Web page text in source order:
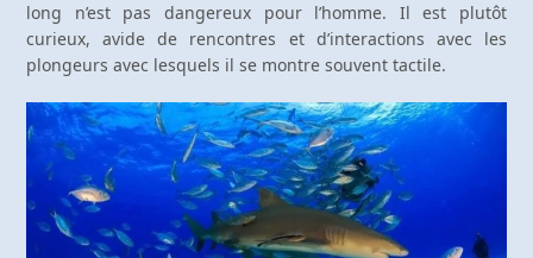
long n’est pas dangereux pour l’homme. Il est plutôt
curieux, avide de rencontres et d’interactions avec les
plongeurs avec lesquels il se montre souvent tactile.